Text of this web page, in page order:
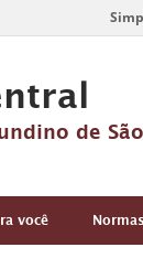
de
você